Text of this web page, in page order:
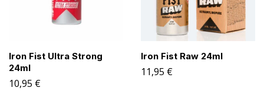
Iron Fist Ultra Strong
24ml
10,95 €
Iron Fist Raw 24ml
11,95 €